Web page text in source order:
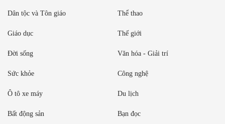
Dân tộc và Tôn giáo Thể thao
Giáo dục Thế giới
Đời sống Văn hóa - Giải trí
Sức khỏe Công nghệ
Ô tô xe máy Du lịch
Bất động sản Bạn đọc